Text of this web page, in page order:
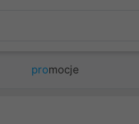
promocje